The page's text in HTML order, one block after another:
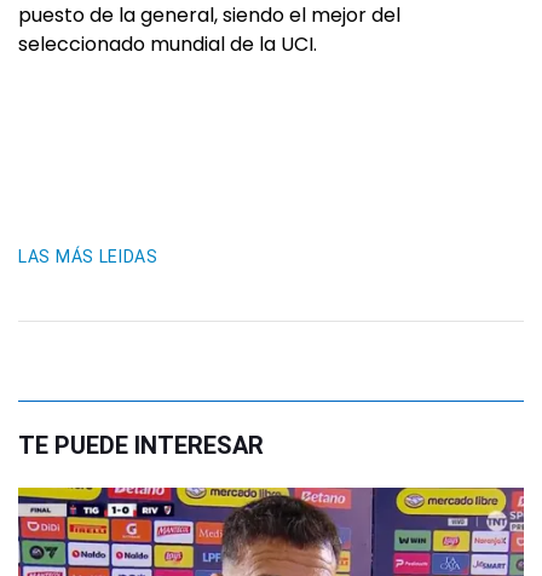
puesto de la general, siendo el mejor del
seleccionado mundial de la UCI.
LAS MÁS LEIDAS
TE PUEDE INTERESAR